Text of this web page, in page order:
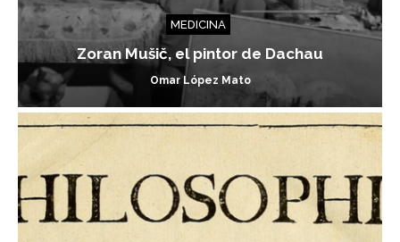
MEDICINA
Zoran Mušič, el pintor de Dachau
Omar López Mato